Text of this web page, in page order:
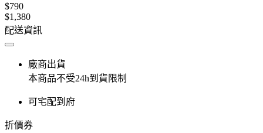
$790
$1,380
配送資訊
廠商出貨
本商品不受24h到貨限制
可宅配到府
折價券